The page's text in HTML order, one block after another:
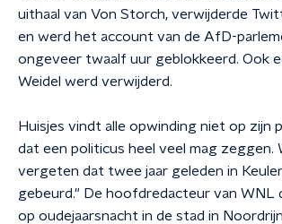
uithaal van Von Storch, verwijderde
en werd het account van de AfD-
ongeveer twaalf uur geblokkeerd. Ook
Weidel werd verwijderd.
Huisjes vindt alle opwinding niet op zijn
dat een politicus heel veel mag zeggen.
vergeten dat twee jaar geleden in
gebeurd." De hoofdredacteur van WNL
op oudejaarsnacht in de stad in